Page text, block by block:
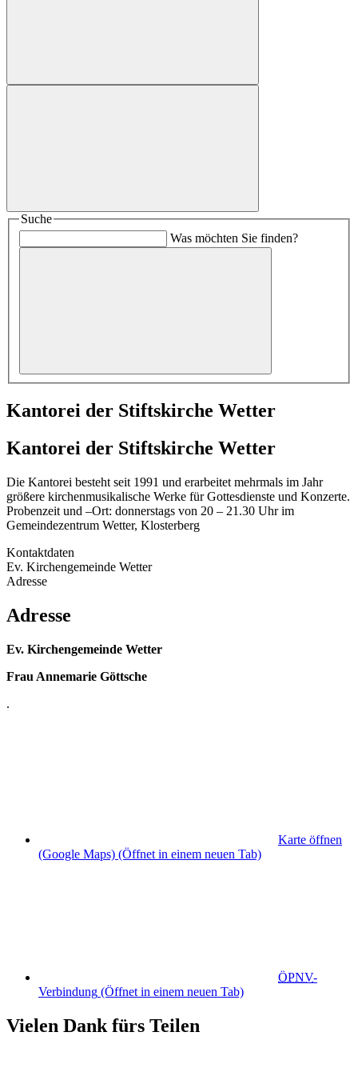
Suche
Was möchten Sie finden?
Kantorei der Stiftskirche Wetter
Kantorei der Stiftskirche Wetter
Die Kantorei besteht seit 1991 und erarbeitet mehrmals im Jahr
größere kirchenmusikalische Werke für Gottesdienste und Konzerte.
Probenzeit und –Ort: donnerstags von 20 – 21.30 Uhr im
Gemeindezentrum Wetter, Klosterberg
Kontaktdaten
Ev. Kirchengemeinde Wetter
Adresse
Adresse
Ev. Kirchengemeinde Wetter
Frau Annemarie Göttsche
.
Karte öffnen
(Google Maps) (Öffnet in einem neuen Tab)
ÖPNV-
Verbindung (Öffnet in einem neuen Tab)
Vielen Dank fürs Teilen